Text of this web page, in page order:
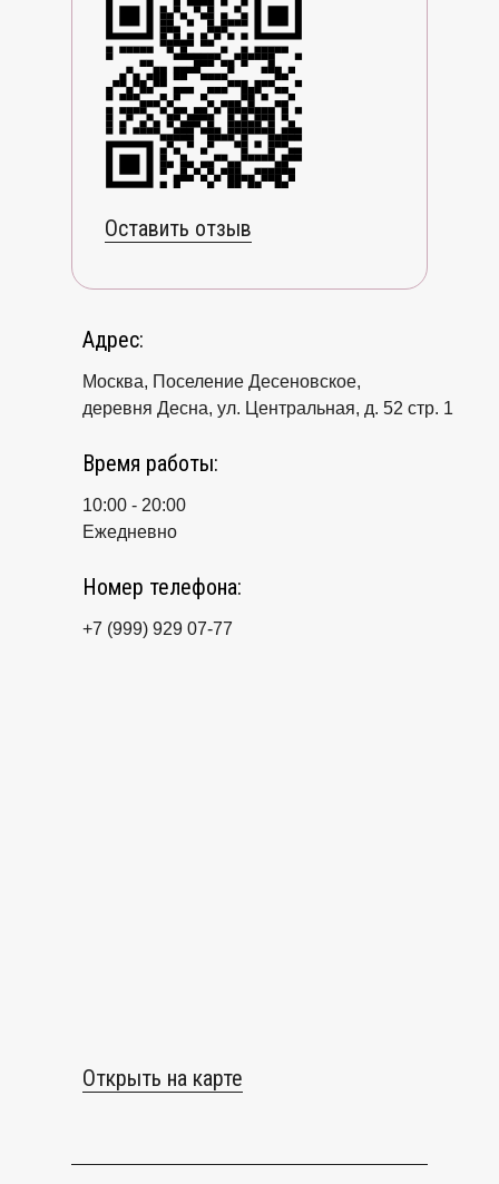
Москва, Поселение Десеновское,
деревня Десна, ул. Центральная, д. 52 стр. 1
10:00 - 20:00
Ежедневно
+7 (999) 929 07-77
Адрес:
Время работы:
Номер телефона:
Оставить отзыв
Открыть на карте